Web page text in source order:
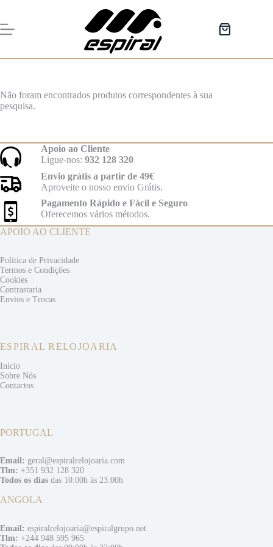
o
conteúdo
Carrinho
Não foram encontrados produtos correspondentes à sua
pesquisa.
Apoio ao Cliente
Ligue-nos: 932 128 320
Envio grátis a partir de 49€
Aproveite o nosso envio Grátis.
Pagamento Rápido e Fácil e Seguro
Oferecemos vários métodos.
APOIO AO CLIENTE
Politica de Privacidade
Termos e Condições
Cookies
Contrastaria
Envios e Trocas
ESPIRAL RELOJOARIA
Início
Sobre Nós
Contactos
PORTUGAL
Email: geral@espiralrelojoaria.com
Tlm: +351 932 128 320
Todos os dias das 10:00h às 23:00h
ANGOLA
Email: espiralrelojoaria@espiralgrupo.net
Tlm: +244 948 595 965